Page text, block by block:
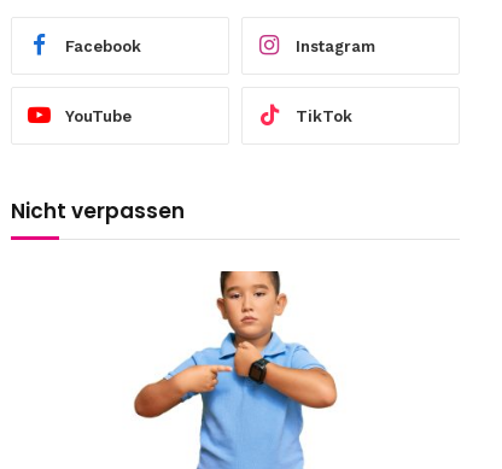
Facebook Instagram
YouTube TikTok
Nicht verpassen